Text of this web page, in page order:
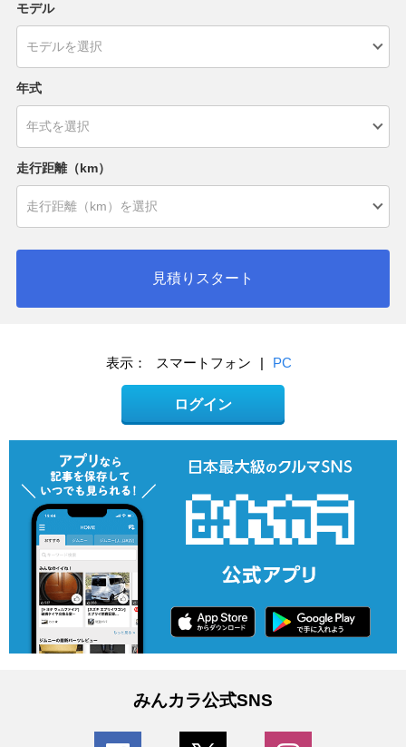
モデル
年式
走行距離（km）
見積りスタート
表示： スマートフォン | PC
ログイン
みんカラ公式SNS